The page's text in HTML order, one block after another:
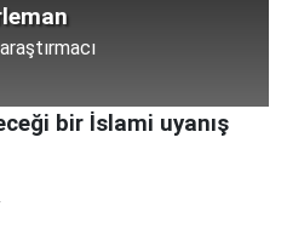
bir İslami uyanış